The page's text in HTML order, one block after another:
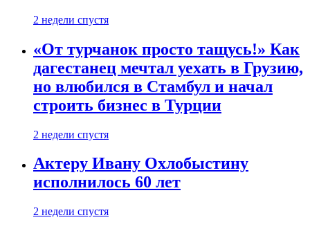
2 недели спустя
«От турчанок просто тащусь!» Как
дагестанец мечтал уехать в Грузию,
но влюбился в Стамбул и начал
строить бизнес в Турции
2 недели спустя
Актеру Ивану Охлобыстину
исполнилось 60 лет
2 недели спустя